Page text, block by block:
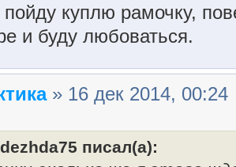
пойду куплю рамочку,
и буду любоваться.
» 16 дек 2014, 00:24
писал(а):